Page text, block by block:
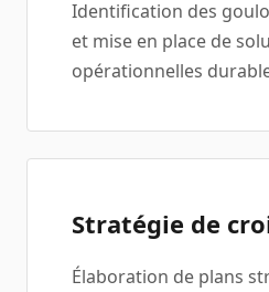
Identification des
et mise en place de
opérationnelles
Stratégie de
Élaboration de plans